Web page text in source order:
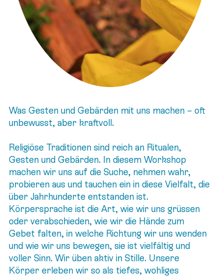
Was Gesten und Gebärden mit uns machen – oft
unbewusst, aber kraftvoll.
Religiöse Traditionen sind reich an Ritualen,
Gesten und Gebärden. In diesem Workshop
machen wir uns auf die Suche, nehmen wahr,
probieren aus und tauchen ein in diese Vielfalt, die
über Jahrhunderte entstanden ist.
Körpersprache ist die Art, wie wir uns grüssen
oder verabschieden, wie wir die Hände zum
Gebet falten, in welche Richtung wir uns wenden
und wie wir uns bewegen, sie ist vielfältig und
voller Sinn. Wir üben aktiv in Stille. Unsere
Körper erleben wir so als tiefes, wohliges